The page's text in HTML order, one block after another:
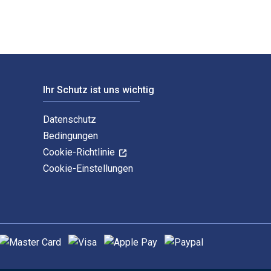
Ihr Schutz ist uns wichtig
Datenschutz
Bedingungen
Cookie-Richtlinie
Cookie-Einstellungen
Zahlungsmethoden